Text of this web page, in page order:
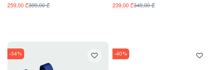
259,00 ₾399,00 ₾ 239,00 ₾349,00 ₾
-34% -40%